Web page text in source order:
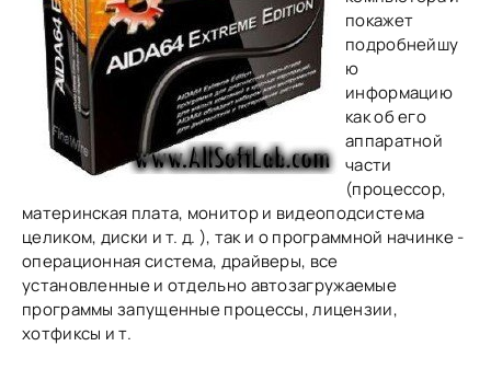
покажет
подробнейшу
ю
информацию
как об его
аппаратной
части
(процессор,
материнская плата, монитор и видеоподсистема
целиком, диски и т. д. ), так и о программной начинке -
операционная система, драйверы, все
установленные и отдельно автозагружаемые
программы запущенные процессы, лицензии,
хотфиксы и т.